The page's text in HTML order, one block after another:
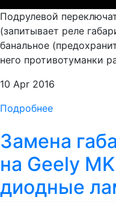
Подрулевой
(запитывает реле
банальное
него противотуманки
10 Apr 2016
Подробнее
Замена
на Geely
диодные